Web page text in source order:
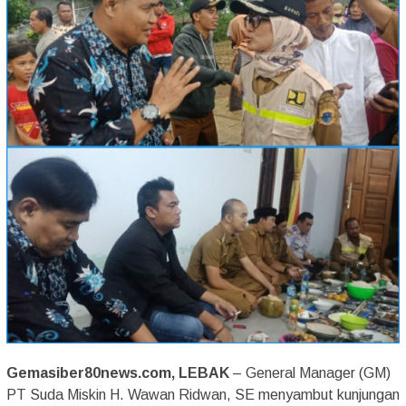
Gemasiber80news.com, LEBAK – General Manager (GM)
PT Suda Miskin H. Wawan Ridwan, SE menyambut kunjungan